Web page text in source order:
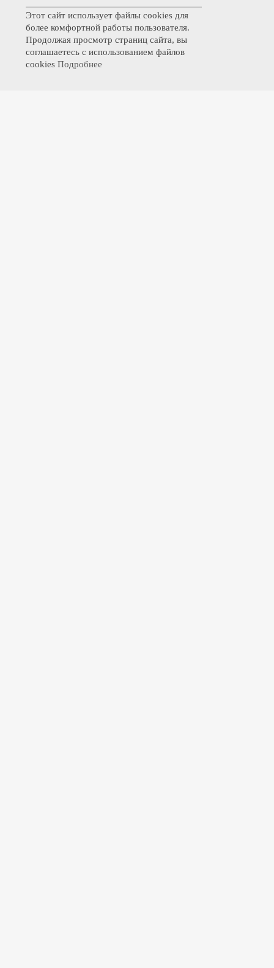
Этот сайт использует файлы cookies для
более комфортной работы пользователя.
Продолжая просмотр страниц сайта, вы
соглашаетесь с использованием файлов
cookies Подробнее